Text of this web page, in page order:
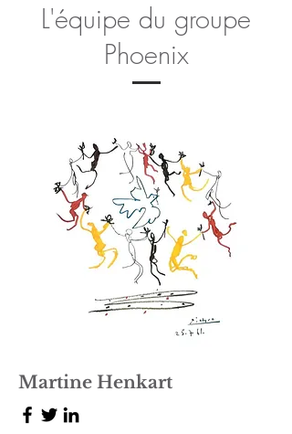
L'équipe du groupe
Phoenix
Martine Henkart